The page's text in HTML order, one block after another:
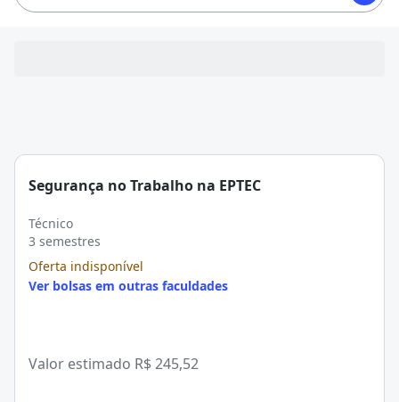
Segurança no Trabalho na EPTEC
Técnico
3 semestres
Oferta indisponível
Ver bolsas em outras faculdades
Valor estimado R$ 245,52